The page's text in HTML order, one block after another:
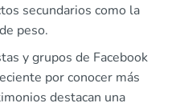
secundarios como la
peso.
y grupos de Facebook
por conocer más
destacan una